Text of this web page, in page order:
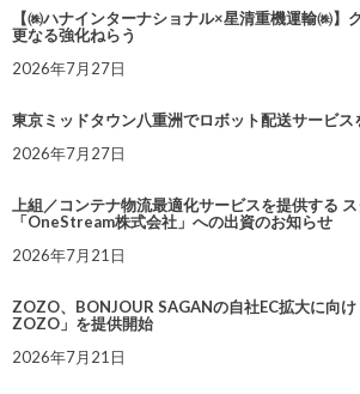
【㈱ハナインターナショナル×星清重機運輸㈱】
更なる強化ねらう
2026年7月27日
東京ミッドタウン八重洲でロボット配送サービス
2026年7月27日
上組／コンテナ物流最適化サービスを提供する
「OneStream株式会社」への出資のお知らせ
2026年7月21日
ZOZO、BONJOUR SAGANの自社EC拡大に向
ZOZO」を提供開始
2026年7月21日